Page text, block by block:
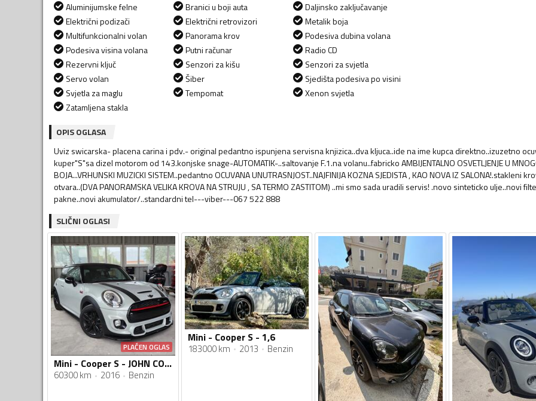
Aluminijumske felne
Električni podizači
Multifunkcionalni volan
Podesiva visina volana
Rezervni ključ
Servo volan
Svjetla za maglu
Zatamljena stakla
Branici u boji auta
Električni retrovizori
Panorama krov
Putni računar
Senzori za kišu
Šiber
Tempomat
Daljinsko zaključavanje
Metalik boja
Podesiva dubina volana
Radio CD
Senzori za svjetla
Sjedišta podesiva po visini
Xenon svjetla
OPIS OGLASA
Uviz swicarska- placena carina i pdv.- original pedantno ispunjena servisna knjizica..dva kljuca..ide na ime kupca direktno..izuzetno
kuper"S"sa dizel motorom od 143.konjske snage-AUTOMATIK-..saltovanje F.1.na volanu..fabricko AMBIJENTALNO OSVETLJENJE U
BOJA...VRHUNSKI MUZICKI SISTEM..pedantno OCUVANA UNUTRASNJOST..NAJFINIJA KOZNA SJEDISTA , KAO NOVA IZ SALONA!.stakleni
otvara..(DVA PANORAMSKA VELIKA KROVA NA STRUJU , SA TERMO ZASTITOM) ..mi smo sada uradili servis! .novo sinteticko ulje..novi
pakne..novi akumulator/..standardni tel---viber---067 522 888
SLIČNI OGLASI
PLAĆEN OGLAS
Mini - Cooper S - JOHN COOPER WORKS
60300 km 2016 Benzin
Mini - Cooper S - 1,6
183000 km 2013 Benzin